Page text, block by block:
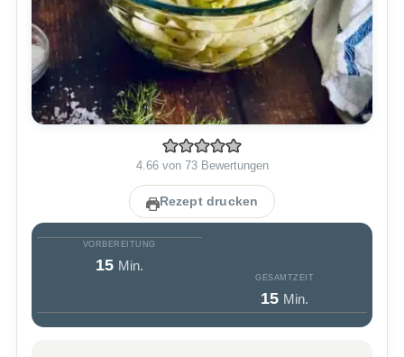
4.66von 73Bewertungen
Rezept drucken
VORBEREITUNG
15Minuten
Min.
GESAMTZEIT
15Minuten
Min.